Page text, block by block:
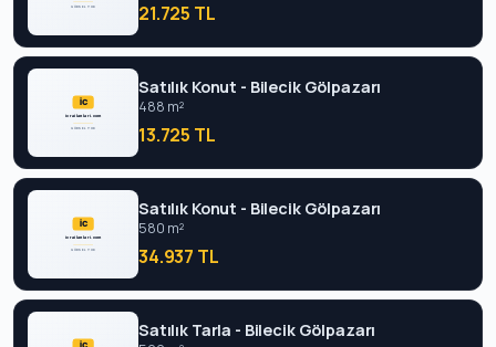
21.725 TL
Satılık Konut - Bilecik Gölpazarı
488 m²
13.725 TL
Satılık Konut - Bilecik Gölpazarı
580 m²
34.937 TL
Satılık Tarla - Bilecik Gölpazarı